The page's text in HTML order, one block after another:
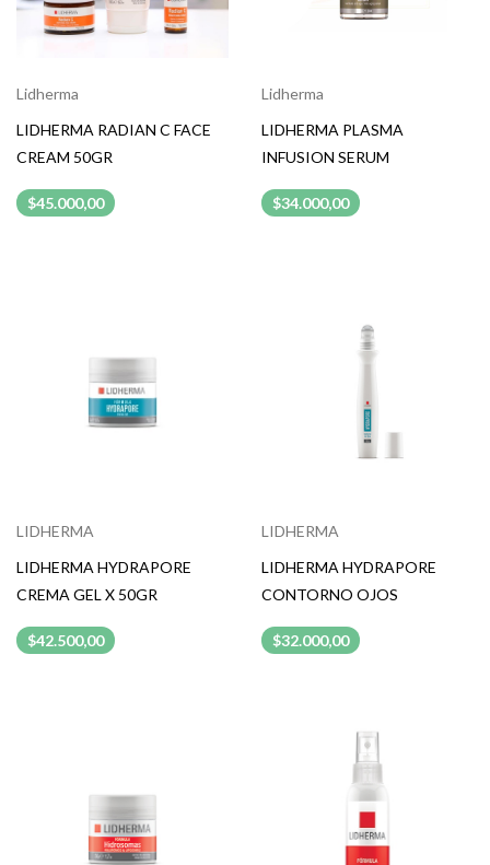
Lidherma
LIDHERMA RADIAN C FACE
CREAM 50GR
$45.000,00
Lidherma
LIDHERMA PLASMA
INFUSION SERUM
$34.000,00
LIDHERMA
LIDHERMA HYDRAPORE
CREMA GEL X 50GR
$42.500,00
LIDHERMA
LIDHERMA HYDRAPORE
CONTORNO OJOS
$32.000,00